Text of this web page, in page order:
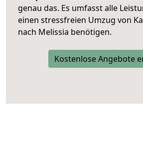
genau das. Es umfasst alle
einen stressfreien Umzug von
nach Melissia benötigen.
Kostenlose Angebote